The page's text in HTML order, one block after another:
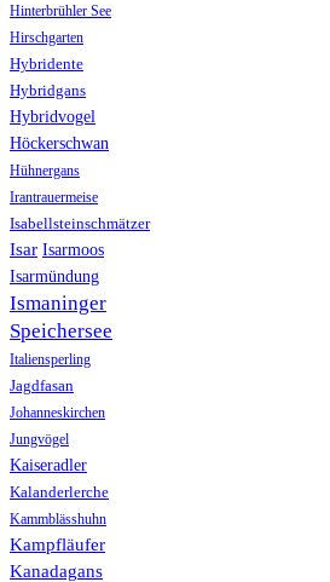
Hinterbrühler See
Hirschgarten
Hybridente
Hybridgans
Hybridvogel
Höckerschwan
Hühnergans
Irantrauermeise
Isabellsteinschmätzer
Isar Isarmoos
Isarmündung
Ismaninger
Speichersee
Italiensperling
Jagdfasan
Johanneskirchen
Jungvögel
Kaiseradler
Kalanderlerche
Kammblässhuhn
Kampfläufer
Kanadagans